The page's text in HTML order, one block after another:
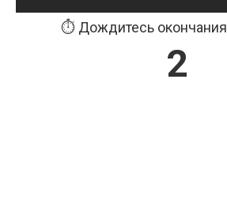
⏱️ Дождитесь окончания
2